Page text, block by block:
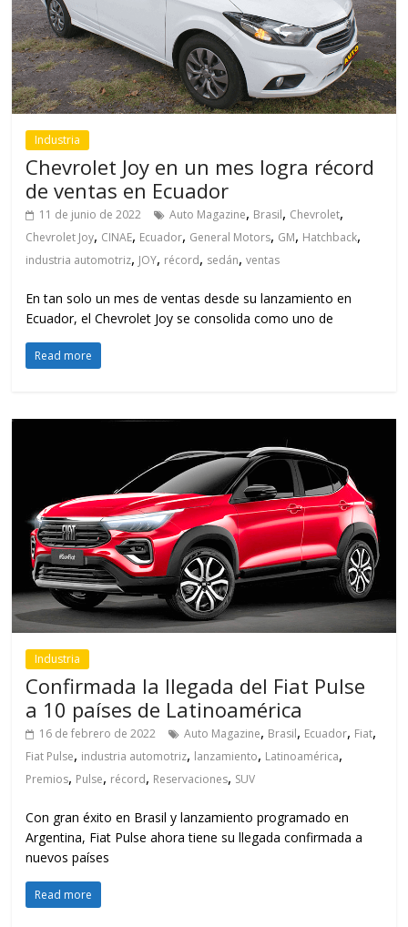
Industria
Chevrolet Joy en un mes logra récord
de ventas en Ecuador
11 de junio de 2022 Auto Magazine, Brasil, Chevrolet,
Chevrolet Joy, CINAE, Ecuador, General Motors, GM, Hatchback,
industria automotriz, JOY, récord, sedán,ventas
En tan solo un mes de ventas desde su lanzamiento en
Ecuador, el Chevrolet Joy se consolida como uno de
Read more
Industria
Confirmada la llegada del Fiat Pulse
a 10 países de Latinoamérica
16 de febrero de 2022 Auto Magazine, Brasil, Ecuador, Fiat,
Fiat Pulse, industria automotriz, lanzamiento, Latinoamérica,
Premios, Pulse, récord, Reservaciones, SUV
Con gran éxito en Brasil y lanzamiento programado en
Argentina, Fiat Pulse ahora tiene su llegada confirmada a
nuevos países
Read more